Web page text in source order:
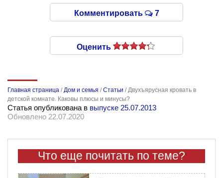
Комментировать 7
Оценить
Главная страница /Дом и семья /Статьи /Двухъярусная кровать в
детской комнате. Каковы плюсы и минусы?
Статья опубликована в выпуске 25.07.2013
Обновлено 22.07.2020
Что еще почитать по теме?